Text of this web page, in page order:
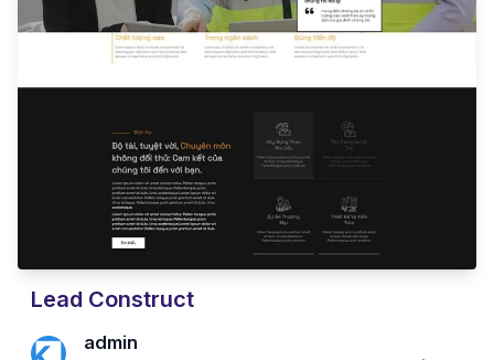
Lead Construct
admin